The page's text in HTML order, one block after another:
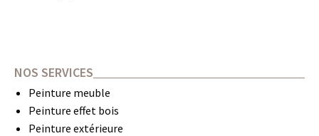
NOS SERVICES
Peinture meuble
Peinture effet bois
Peinture extérieure